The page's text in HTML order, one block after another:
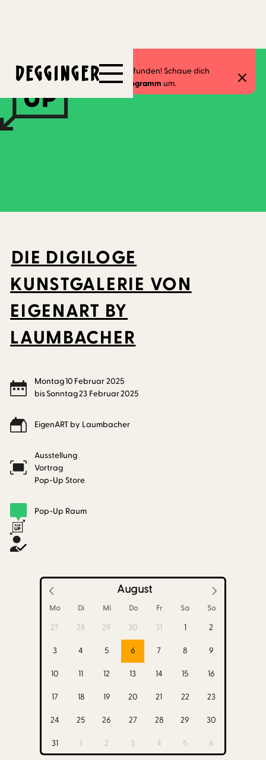
Dieses Event hat schon stattgefunden! Schaue dich
gerne in unseremaktuellen Programm um.
10.2.2025 -23.2.2025
DIE DIGILOGE
KUNSTGALERIE VON
EIGENART BY
LAUMBACHER
Montag10 Februar2025
bisSonntag23 Februar2025
EigenART by Laumbacher
Ausstellung
Vortrag
Pop-Up Store
Pop-Up Raum
August
Mo Di Mi Do Fr Sa So
27 28 29 30 31 1 2
3 4 5 6 7 8 9
10 11 12 13 14 15 16
17 18 19 20 21 22 23
24 25 26 27 28 29 30
31 1 2 3 4 5 6